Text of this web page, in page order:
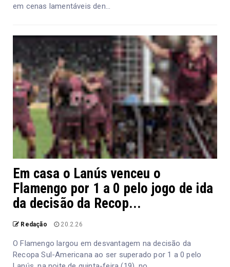
em cenas lamentáveis den...
Em casa o Lanús venceu o
Flamengo por 1 a 0 pelo jogo de ida
da decisão da Recop...
Redação 20.2.26
O Flamengo largou em desvantagem na decisão da
Recopa Sul-Americana ao ser superado por 1 a 0 pelo